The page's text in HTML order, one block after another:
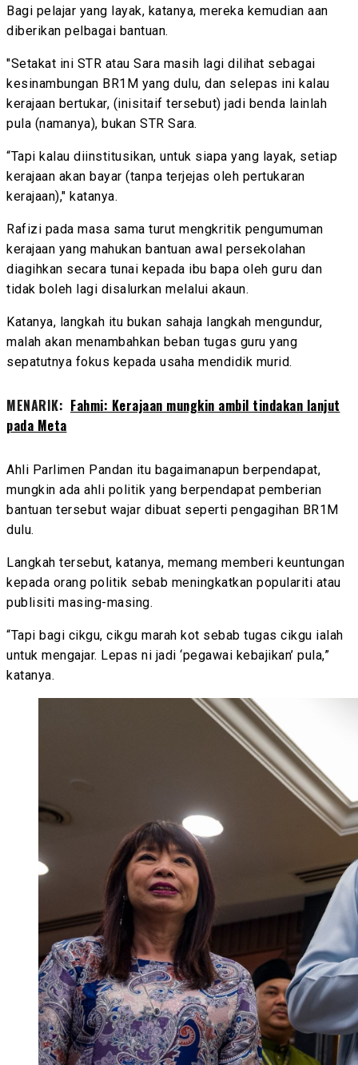
Bagi pelajar yang layak, katanya, mereka kemudian aan
diberikan pelbagai bantuan.
"Setakat ini STR atau Sara masih lagi dilihat sebagai
kesinambungan BR1M yang dulu, dan selepas ini kalau
kerajaan bertukar, (inisitaif tersebut) jadi benda lainlah
pula (namanya), bukan STR Sara.
“Tapi kalau diinstitusikan, untuk siapa yang layak, setiap
kerajaan akan bayar (tanpa terjejas oleh pertukaran
kerajaan)," katanya.
Rafizi pada masa sama turut mengkritik pengumuman
kerajaan yang mahukan bantuan awal persekolahan
diagihkan secara tunai kepada ibu bapa oleh guru dan
tidak boleh lagi disalurkan melalui akaun.
Katanya, langkah itu bukan sahaja langkah mengundur,
malah akan menambahkan beban tugas guru yang
sepatutnya fokus kepada usaha mendidik murid.
MENARIK: Fahmi: Kerajaan mungkin ambil tindakan lanjut
pada Meta
Ahli Parlimen Pandan itu bagaimanapun berpendapat,
mungkin ada ahli politik yang berpendapat pemberian
bantuan tersebut wajar dibuat seperti pengagihan BR1M
dulu.
Langkah tersebut, katanya, memang memberi keuntungan
kepada orang politik sebab meningkatkan populariti atau
publisiti masing-masing.
“Tapi bagi cikgu, cikgu marah kot sebab tugas cikgu ialah
untuk mengajar. Lepas ni jadi ‘pegawai kebajikan’ pula,”
katanya.